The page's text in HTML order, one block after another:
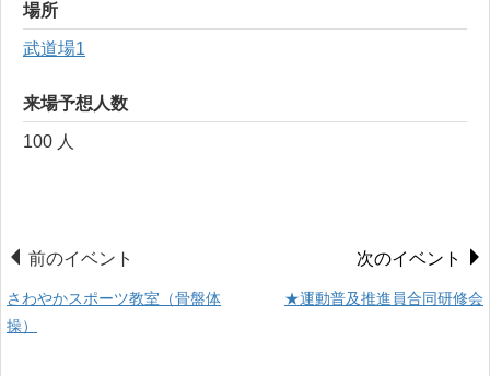
場所
武道場1
来場予想人数
100 人
前のイベント
さわやかスポーツ教室（骨盤体
操）
次のイベント
★運動普及推進員合同研修会